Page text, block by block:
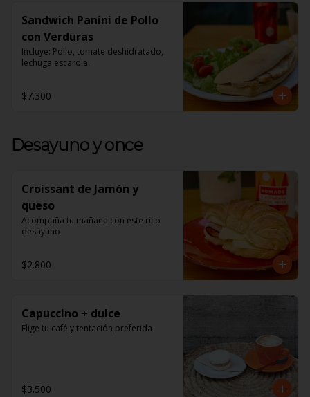
Sandwich Panini de Pollo
con Verduras
Incluye: Pollo, tomate deshidratado,
lechuga escarola.
$7.300
Desayuno y once
Croissant de Jamón y
queso
Acompaña tu mañana con este rico
desayuno
$2.800
Capuccino + dulce
Elige tu café y tentación preferida
$3.500